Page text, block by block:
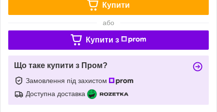
Купити
або
Купити з
Що таке купити з Пром?
Замовлення під захистом
Доступна доставка